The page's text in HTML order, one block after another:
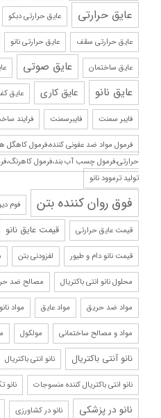
عایق حرارتی عایق حرارتی دبکو
عایق حرارتی سقف عایق حرارتی نانو
عایق ساختمان عایق صوتی
عایق نانو عایق کاری عایق
فایبر سمنت فایبرسمنت فرایند
فرمول مواد ضد عفونی کننده،فرمول کاهگل
حرارتی،فرمول چسب آب بند،فرمول
تولید ترموود نانو
فوق روان کننده بتن فوم
قیمت عایق حرارتی قیمت عایق نانو
قیمت نانو دام و طیور لفزودنی بتن
محلول نانو انتی باکتریال مصالح ضد
مواد ضد حریق مواد عایق مواد نانو
مواد و مصالح ساختمانی مولکول
نانو آنتی باکتریال نانو انتی باکتریال
نانو انتی باکتریال کننده منسوجات نانو
نانو در پزشکی نانو در کشاورزی